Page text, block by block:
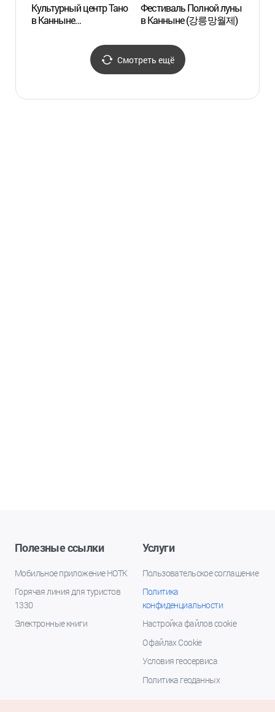
Культурный центр Тано
в Канныне
Фестиваль Полной луны
в Канныне (강릉망월제)
Смотреть ещё
Полезные ссылки
Мобильное приложение НОТК
Горячая линия для туристов
1330
Электронные книги
Услуги
Пользовательское соглашение
Политика
конфиденциальности
Настройка файлов cookie
О файлах Cookie
Условия геосервиса
Политика геоданных